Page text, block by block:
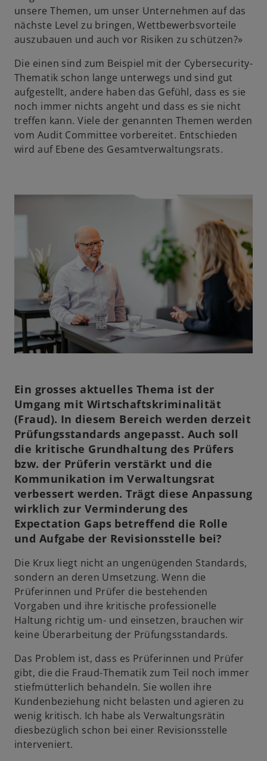
unsere Themen, um unser Unternehmen auf das
nächste Level zu bringen, Wettbewerbsvorteile
auszubauen und auch vor Risiken zu schützen?»
Die einen sind zum Beispiel mit der Cybersecurity-
Thematik schon lange unterwegs und sind gut
aufgestellt, andere haben das Gefühl, dass es sie
noch immer nichts angeht und dass es sie nicht
treffen kann. Viele der genannten Themen werden
vom Audit Committee vorbereitet. Entschieden
wird auf Ebene des Gesamtverwaltungsrats.
Ein grosses aktuelles Thema ist der
Umgang mit Wirtschaftskriminalität
(Fraud). In diesem Bereich werden derzeit
Prüfungsstandards angepasst. Auch soll
die kritische Grundhaltung des Prüfers
bzw. der Prüferin verstärkt und die
Kommunikation im Verwaltungsrat
verbessert werden. Trägt diese Anpassung
wirklich zur Verminderung des
Expectation Gaps betreffend die Rolle
und Aufgabe der Revisionsstelle bei?
Die Krux liegt nicht an ungenügenden Standards,
sondern an deren Umsetzung. Wenn die
Prüferinnen und Prüfer die bestehenden
Vorgaben und ihre kritische professionelle
Haltung richtig um- und einsetzen, brauchen wir
keine Überarbeitung der Prüfungsstandards.
Das Problem ist, dass es Prüferinnen und Prüfer
gibt, die die Fraud-Thematik zum Teil noch immer
stiefmütterlich behandeln. Sie wollen ihre
Kundenbeziehung nicht belasten und agieren zu
wenig kritisch. Ich habe als Verwaltungsrätin
diesbezüglich schon bei einer Revisionsstelle
interveniert.